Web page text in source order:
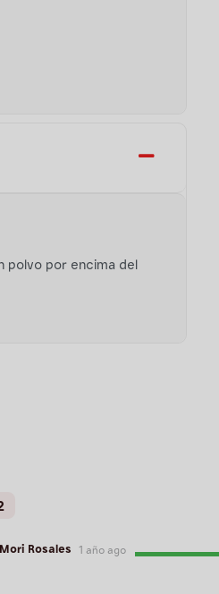
polvo por encima del
Rosales 1 año ago